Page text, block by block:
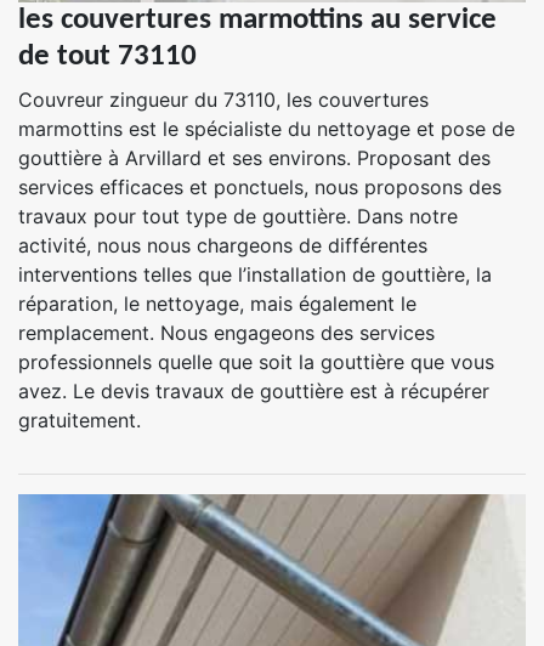
les couvertures marmottins au service
de tout 73110
Couvreur zingueur du 73110, les couvertures
marmottins est le spécialiste du nettoyage et pose de
gouttière à Arvillard et ses environs. Proposant des
services efficaces et ponctuels, nous proposons des
travaux pour tout type de gouttière. Dans notre
activité, nous nous chargeons de différentes
interventions telles que l’installation de gouttière, la
réparation, le nettoyage, mais également le
remplacement. Nous engageons des services
professionnels quelle que soit la gouttière que vous
avez. Le devis travaux de gouttière est à récupérer
gratuitement.